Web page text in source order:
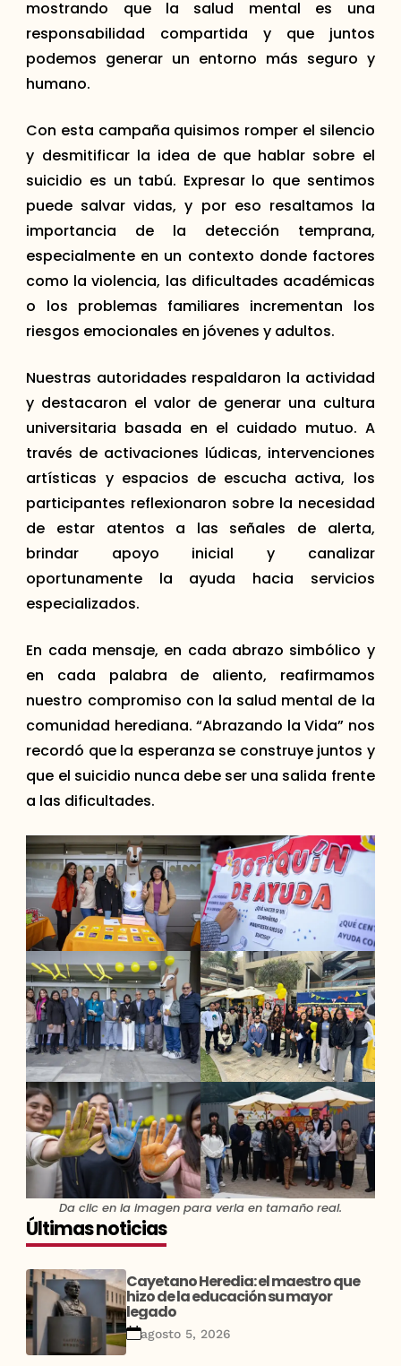
mostrando que la salud mental es una
responsabilidad compartida y que juntos
podemos generar un entorno más seguro y
humano.
Con esta campaña quisimos romper el silencio
y desmitificar la idea de que hablar sobre el
suicidio es un tabú. Expresar lo que sentimos
puede salvar vidas, y por eso resaltamos la
importancia de la detección temprana,
especialmente en un contexto donde factores
como la violencia, las dificultades académicas
o los problemas familiares incrementan los
riesgos emocionales en jóvenes y adultos.
Nuestras autoridades respaldaron la actividad
y destacaron el valor de generar una cultura
universitaria basada en el cuidado mutuo. A
través de activaciones lúdicas, intervenciones
artísticas y espacios de escucha activa, los
participantes reflexionaron sobre la necesidad
de estar atentos a las señales de alerta,
brindar apoyo inicial y canalizar
oportunamente la ayuda hacia servicios
especializados.
En cada mensaje, en cada abrazo simbólico y
en cada palabra de aliento, reafirmamos
nuestro compromiso con la salud mental de la
comunidad herediana. “Abrazando la Vida” nos
recordó que la esperanza se construye juntos y
que el suicidio nunca debe ser una salida frente
a las dificultades.
Da clic en la imagen para verla en tamaño real.
Últimas noticias
Cayetano Heredia: el maestro que
hizo de la educación su mayor
legado
agosto 5, 2026